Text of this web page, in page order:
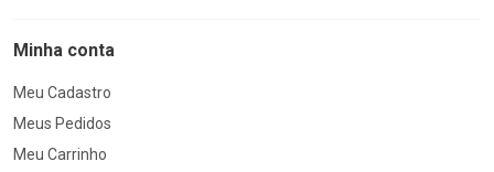
Minha conta
Meu Cadastro
Meus Pedidos
Meu Carrinho